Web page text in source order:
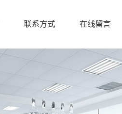
联系方式 在线留言